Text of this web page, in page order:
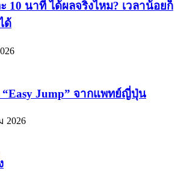
10 นาที ได้ผลจริงไหม? เวลาน้อยก็
ด้
“Easy Jump” จากแพทย์ญี่ปุ่น
2026